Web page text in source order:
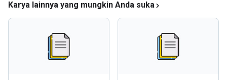
Karya lainnya yang mungkin Anda suka